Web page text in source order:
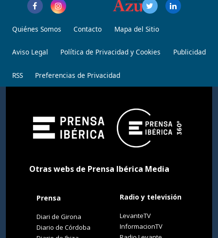
Quiénes Somos Contacto Mapa del Sitio
Aviso Legal Política de Privacidad y Cookies Publicidad
RSS Preferencias de Privacidad
Otras webs de Prensa Ibérica Media
Prensa
Diari de Girona
Diario de Córdoba
Radio y televisión
LevanteTV
InformacionTV